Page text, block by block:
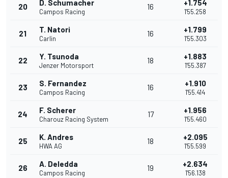
20 D. Schumacher
Campos Racing
16 +1.754
1'55.258
21 T. Natori
Carlin
16 +1.799
1'55.303
22 Y. Tsunoda
Jenzer Motorsport
18 +1.883
1'55.387
23 S. Fernandez
Campos Racing
16 +1.910
1'55.414
24 F. Scherer
Charouz Racing System
17 +1.956
1'55.460
25 K. Andres
HWA AG
18 +2.095
1'55.599
26 A. Deledda
Campos Racing
19 +2.634
1'56.138